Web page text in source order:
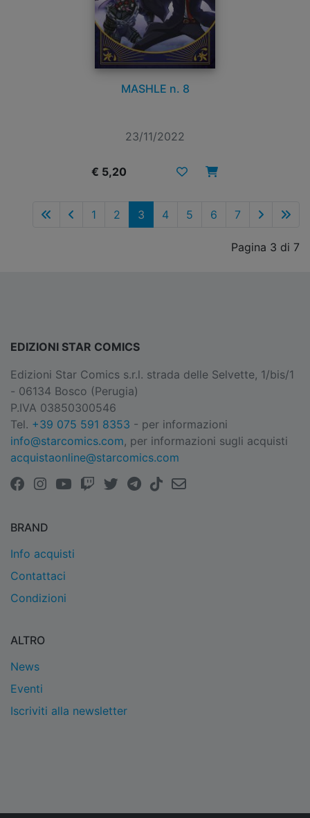
MASHLE n. 8
23/11/2022
€ 5,20
1 2 3 4 5 6 7
Pagina 3 di 7
EDIZIONI STAR COMICS
Edizioni Star Comics s.r.l. strada delle Selvette, 1/bis/1
- 06134 Bosco (Perugia)
P.IVA 03850300546
Tel. +39 075 591 8353 - per informazioni
info@starcomics.com, per informazioni sugli acquisti
acquistaonline@starcomics.com
BRAND
Info acquisti
Contattaci
Condizioni
ALTRO
News
Eventi
Iscriviti alla newsletter